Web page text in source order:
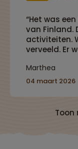
“Het was
van Finland.
activiteiten.
verveeld. Er
Marthea
04 maart 2026
Toon